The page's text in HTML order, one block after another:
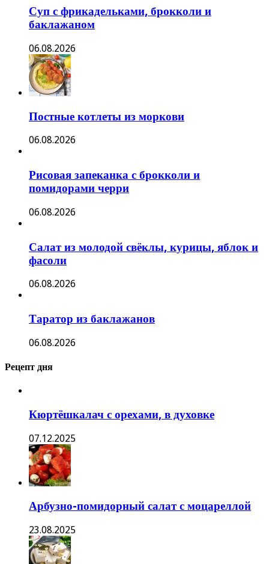
Суп с фрикадельками, брокколи и
баклажаном
06.08.2026
Постные котлеты из моркови
06.08.2026
Рисовая запеканка с брокколи и
помидорами черри
06.08.2026
Салат из молодой свёклы, курицы, яблок и
фасоли
06.08.2026
Таратор из баклажанов
06.08.2026
Рецепт дня
Кюртёшкалач с орехами, в духовке
07.12.2025
Арбузно-помидорный салат с моцареллой
23.08.2025